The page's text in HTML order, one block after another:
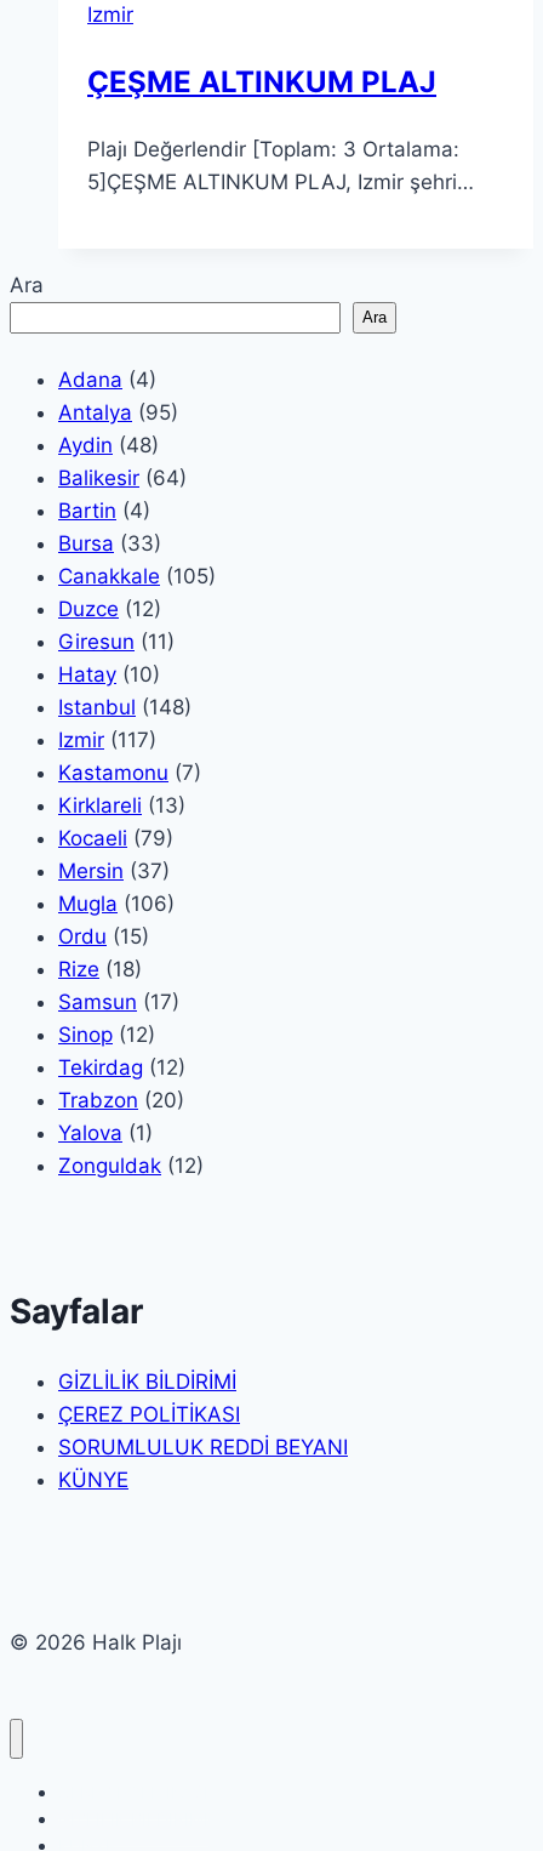
Izmir
ÇEŞME ALTINKUM PLAJ
Plajı Değerlendir [Toplam: 3 Ortalama:
5]ÇEŞME ALTINKUM PLAJ, Izmir şehri…
Ara
Ara
Adana (4)
Antalya (95)
Aydin (48)
Balikesir (64)
Bartin (4)
Bursa (33)
Canakkale (105)
Duzce (12)
Giresun (11)
Hatay (10)
Istanbul (148)
Izmir (117)
Kastamonu (7)
Kirklareli (13)
Kocaeli (79)
Mersin (37)
Mugla (106)
Ordu (15)
Rize (18)
Samsun (17)
Sinop (12)
Tekirdag (12)
Trabzon (20)
Yalova (1)
Zonguldak (12)
Sayfalar
GİZLİLİK BİLDİRİMİ
ÇEREZ POLİTİKASI
SORUMLULUK REDDİ BEYANI
KÜNYE
© 2026 Halk Plajı